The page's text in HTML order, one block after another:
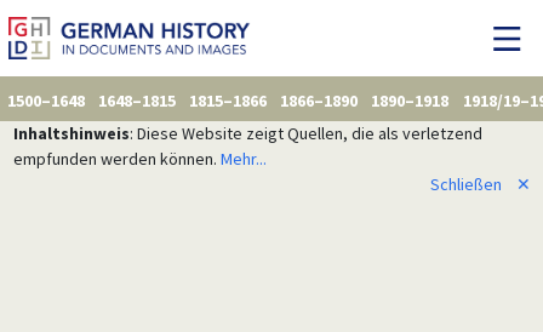
1500–1648 1648–1815 1815–1866 1866–1890 1890–1918
1918/
Inhaltshinweis: Diese Website zeigt Quellen, die als verletzend
empfunden werden können. Mehr...
Schließen
✕